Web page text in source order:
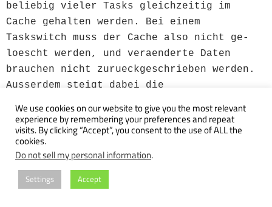
beliebig vieler Tasks gleichzeitig im
Cache gehalten werden. Bei einem
Taskswitch muss der Cache also nicht ge-
loescht werden, und veraenderte Daten
brauchen nicht zurueckgeschrieben werden.
Ausserdem steigt dabei die
Beide Caches haben eine grosse von 4K. Die
Caches sind fuer den Burstmode
optimiert,d.h. fuer die Aufnahme des
Datentyps “Cachezeile” (16Byte) vor-
gesehen. So das soll erstmal langen. Falls
We use cookies on our website to give you the most relevant
experience by remembering your preferences and repeat
visits. By clicking “Accept”, you consent to the use of ALL the
cookies.
Do not sell my personal information.
Settings Accept